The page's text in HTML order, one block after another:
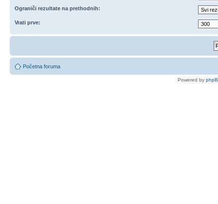
Ograniči rezultate na prethodnih:
Vrati prve:
Početna foruma
Powered by